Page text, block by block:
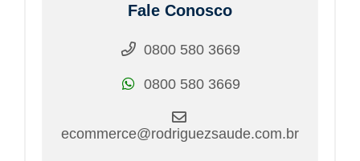
Fale Conosco
0800 580 3669
0800 580 3669
ecommerce@rodriguezsaude.com.br